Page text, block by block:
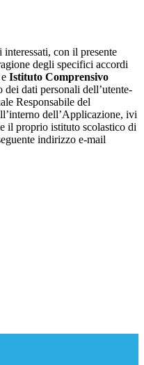
con il presente
degli specifici accordi
Istituto Comprensivo
dei dati personali dell’utente-
Responsabile del
dell’Applicazione, ivi
il proprio istituto scolastico di
indirizzo e-mail